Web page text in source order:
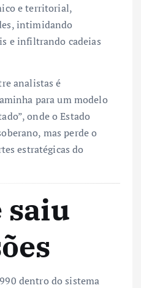
e territorial,
intimidando
e infiltrando cadeias
analistas é
para um modelo
onde o Estado
mas perde o
estratégicas do
saiu
dentro do sistema